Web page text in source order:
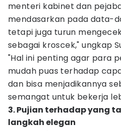
menteri kabinet dan
mendasarkan pada data-
tetapi juga turun
sebagai kroscek," ungkap
"Hal ini penting agar para
mudah puas terhadap
dan bisa menjadikannya
semangat untuk bekerja
3. Pujian terhadap yang
langkah elegan